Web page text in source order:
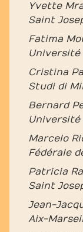
Yvette
Saint
Fatima
Université
Cristina
Studi di
Bernard
Université
Marcelo
Fédérale
Patricia
Saint
Jean-
Aix-